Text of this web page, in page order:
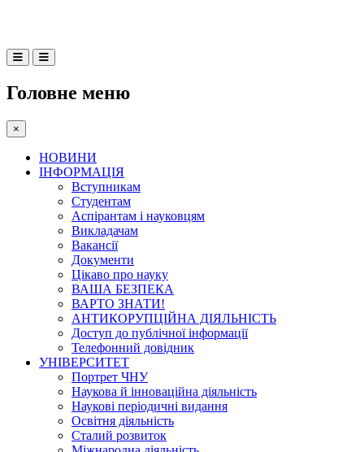
Головне меню
×
НОВИНИ
ІНФОРМАЦІЯ
Вступникам
Студентам
Аспірантам і науковцям
Викладачам
Вакансії
Документи
Цікаво про науку
ВАША БЕЗПЕКА
ВАРТО ЗНАТИ!
АНТИКОРУПЦІЙНА ДІЯЛЬНІСТЬ
Доступ до публічної інформації
Телефонний довідник
УНІВЕРСИТЕТ
Портрет ЧНУ
Наукова й інноваційна діяльність
Наукові періодичні видання
Освітня діяльність
Сталий розвиток